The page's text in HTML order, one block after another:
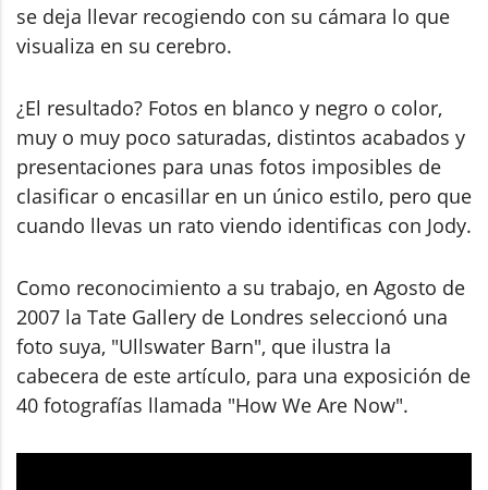
se deja llevar recogiendo con su cámara lo que
visualiza en su cerebro.
¿El resultado? Fotos en blanco y negro o color,
muy o muy poco saturadas, distintos acabados y
presentaciones para unas fotos imposibles de
clasificar o encasillar en un único estilo, pero que
cuando llevas un rato viendo identificas con Jody.
Como reconocimiento a su trabajo, en Agosto de
2007 la Tate Gallery de Londres seleccionó una
foto suya, "Ullswater Barn", que ilustra la
cabecera de este artículo, para una exposición de
40 fotografías llamada "How We Are Now".